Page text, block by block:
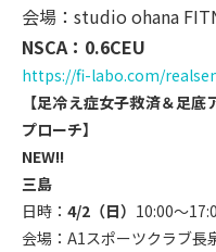
会場：studio ohana
NSCA：0.6CEU
https://fi-labo.com/
【足冷え症女子救済＆足
プローチ】
NEW!!
三島
日時： 4/2（日） 10:00～
会場：A1スポーツクラブ長